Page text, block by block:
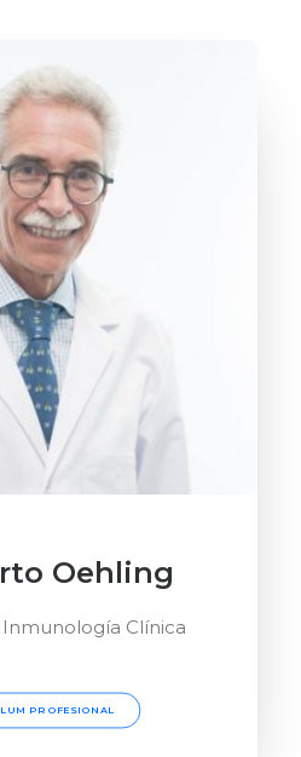
Oehling
Clínica
PROFESIONAL